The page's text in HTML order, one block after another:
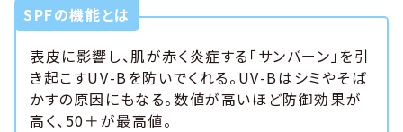
SPFの機能とは
表皮に影響し、肌が赤く炎症する「サンバーン」を引
き起こすUV-Bを防いでくれる。UV-Bはシミやそば
かすの原因にもなる。数値が高いほど防御効果が
高く、50＋が最高値。